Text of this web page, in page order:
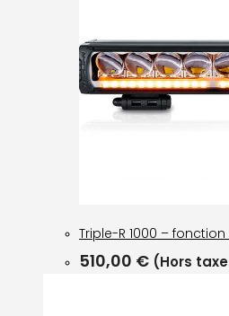
Triple-R 1000 –
510,00 € (Hors